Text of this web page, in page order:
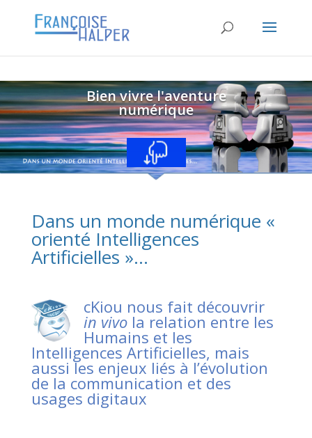
Bien vivre l'aventure
numérique
Dans un monde numérique «
orienté Intelligences
Artificielles »…
cKiou nous fait découvrir
in vivola relation entre les
Humains et les
Intelligences Artificielles, mais
aussi les enjeux liés à l’évolution
de la communication et des
usages digitaux